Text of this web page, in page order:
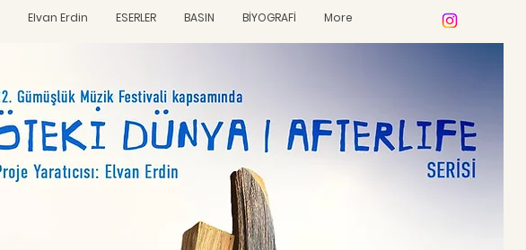
Elvan Erdin ESERLER BASIN BİYOGRAFİ More